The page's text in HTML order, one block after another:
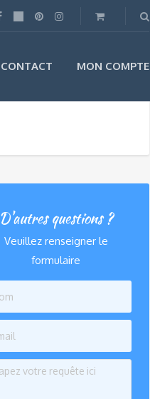
CONTACT MON COMPTE
D'autres questions ?
Veuillez renseigner le
formulaire